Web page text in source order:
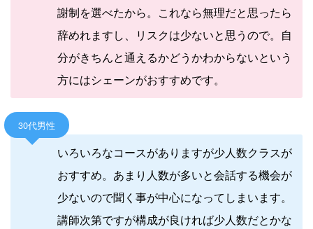
謝制を選べたから。これなら無理だと思ったら
辞めれますし、リスクは少ないと思うので。自
分がきちんと通えるかどうかわからないという
方にはシェーンがおすすめです。
30代男性
いろいろなコースがありますが少人数クラスが
おすすめ。あまり人数が多いと会話する機会が
少ないので聞く事が中心になってしまいます。
講師次第ですが構成が良ければ少人数だとかな